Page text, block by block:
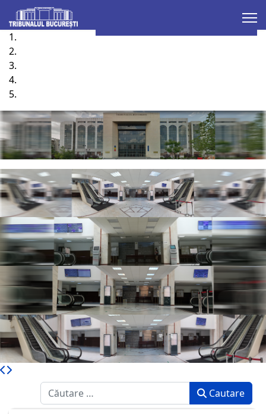
Caută Cautare